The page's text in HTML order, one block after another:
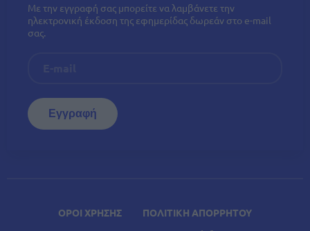
ΟΡΟΙ ΧΡΗΣΗΣ
ΠΟΛΙΤΙΚΗ ΑΠΟΡΡΗΤΟΥ
Με την εγγραφή σας μπορείτε να λαμβάνετε την
ηλεκτρονική έκδοση της εφημερίδας δωρεάν στο e-mail
σας.